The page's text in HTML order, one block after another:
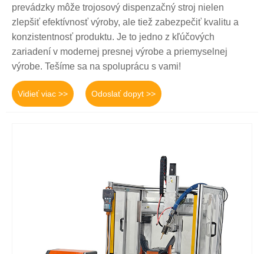
prevádzky môže trojosový dispenzačný stroj nielen
zlepšiť efektívnosť výroby, ale tiež zabezpečiť kvalitu a
konzistentnosť produktu. Je to jedno z kľúčových
zariadení v modernej presnej výrobe a priemyselnej
výrobe. Tešíme sa na spoluprácu s vami!
Vidieť viac >> Odoslať dopyt >>